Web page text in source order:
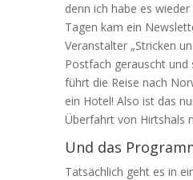
denn ich habe es
Tagen kam ein
Veranstalter „Stricken
Postfach gerauscht und
führt die Reise nach
ein Hotel! Also ist das
Überfahrt von Hirtshals
Und das
Tatsächlich geht es in